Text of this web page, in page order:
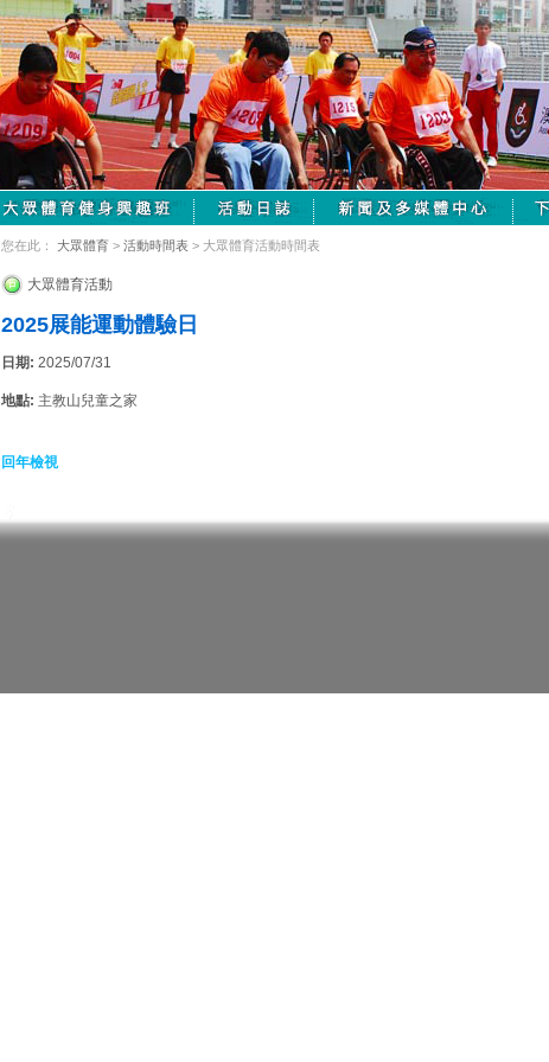
您在此： 大眾體育 > 活動時間表 > 大眾體育活動時間表
大眾體育活動
2025展能運動體驗日
日期: 2025/07/31
地點: 主教山兒童之家
回年檢視